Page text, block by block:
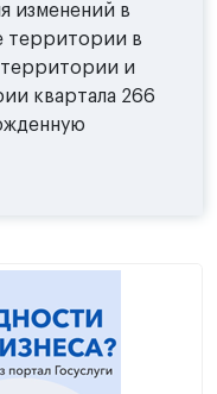
изменений в
территории в
территории и
квартала 266